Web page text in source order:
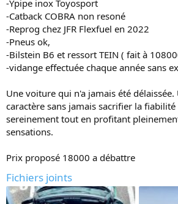
-Ypipe inox Toyosport
-Catback COBRA non resoné
-Reprog chez JFR Flexfuel en 2022
-Pneus ok,
-Bilstein B6 et ressort TEIN ( fait à
-vidange effectuée chaque année sans
Une voiture qui n'a jamais été
caractère sans jamais sacrifier la
sereinement tout en profitant
sensations.
Prix proposé 18000 a débattre
Fichiers joints